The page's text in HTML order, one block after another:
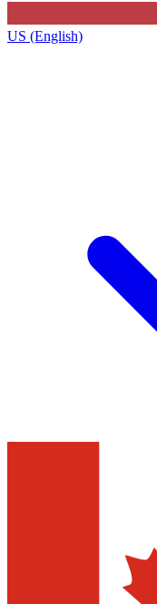
US (English)